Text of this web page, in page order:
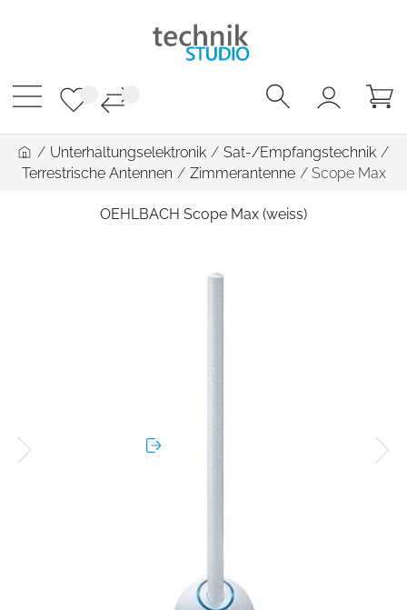
/ Unterhaltungselektronik / Sat-/Empfangstechnik /
Terrestrische Antennen / Zimmerantenne / Scope Max
OEHLBACH Scope Max (weiss)